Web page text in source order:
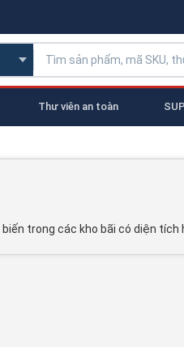
Thư viên an toàn
trong các kho bãi có diện tích